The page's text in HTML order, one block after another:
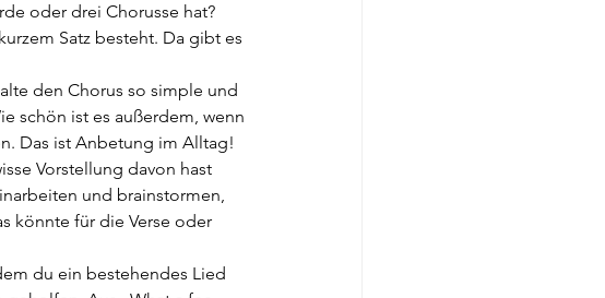
oder drei Chorusse hat?
Satz besteht. Da gibt es
den Chorus so simple und
schön ist es außerdem, wenn
Das ist Anbetung im Alltag!
Vorstellung davon hast
und brainstormen,
könnte für die Verse oder
du ein bestehendes Lied